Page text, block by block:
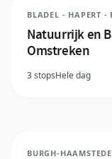
BLADEL - HAPERT -
Natuurrijk en
Omstreken
3 stopsHele dag
BURGH-HAAMSTEDE